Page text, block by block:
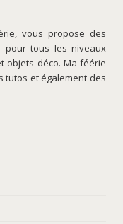
vous propose des
tous les niveaux
objets déco. Ma féérie
tutos et également des